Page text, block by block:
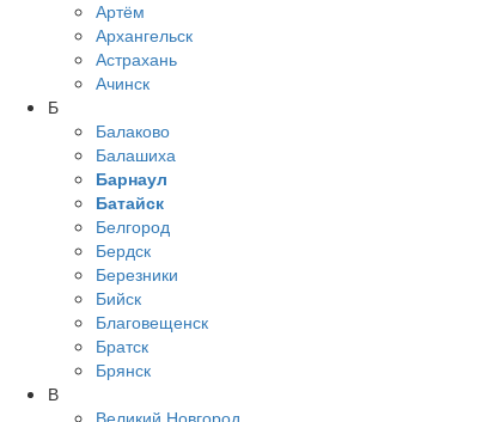
Артём
Архангельск
Астрахань
Ачинск
Б
Балаково
Балашиха
Барнаул
Батайск
Белгород
Бердск
Березники
Бийск
Благовещенск
Братск
Брянск
В
Великий Новгород